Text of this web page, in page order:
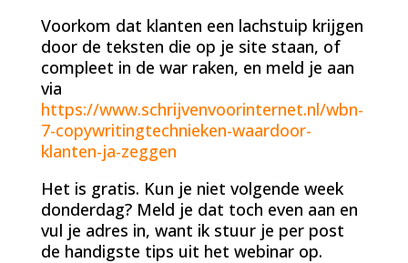
Voorkom dat klanten een lachstuip krijgen
door de teksten die op je site staan, of
compleet in de war raken, en meld je aan
via
https://www.schrijvenvoorinternet.nl/wbn-
7-copywritingtechnieken-waardoor-
klanten-ja-zeggen
Het is gratis. Kun je niet volgende week
donderdag? Meld je dat toch even aan en
vul je adres in, want ik stuur je per post
de handigste tips uit het webinar op.